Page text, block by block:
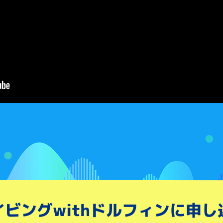
ビングwithドルフィンに申